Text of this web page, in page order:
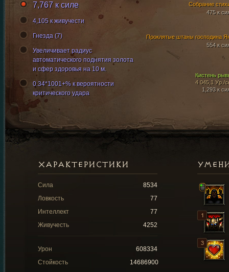
Проклятые штаны господина
554 к
Кистень
4 045,1 Ур./
1,293 к
Собрание
475 к
7,767 к силе
4,105 к живучести
Гнезда (7)
Увеличивает радиус
автоматического поднятия золота
и сфер здоровья на 10 м.
0.34*1001+% к вероятности
критического удара
ХАРАКТЕРИСТИКИ
Сила
8534
Ловкость
77
Интеллект
77
Живучесть
4252
Урон
608334
Стойкость
14686900